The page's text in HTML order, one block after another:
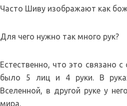
Часто Шиву изображают как
Для чего нужно так много рук?
Естественно, что это связано
было 5 лиц и 4 руки. В
Вселенной, в другой руке у
мира.